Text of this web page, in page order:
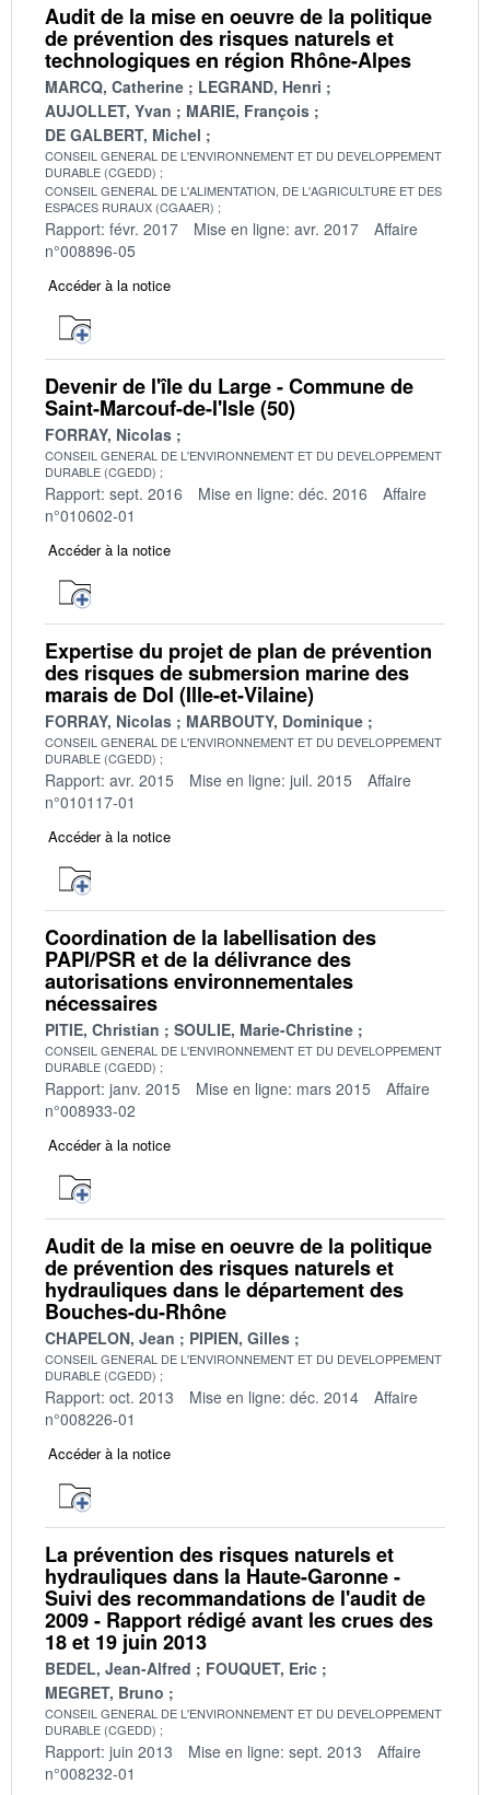
Audit de la mise en oeuvre de la politique
de prévention des risques naturels et
technologiques en région Rhône-Alpes
MARCQ, Catherine
LEGRAND, Henri
AUJOLLET, Yvan
MARIE, François
DE GALBERT, Michel
CONSEIL GENERAL DE L'ENVIRONNEMENT ET DU DEVELOPPEMENT
DURABLE (CGEDD)
CONSEIL GENERAL DE L'ALIMENTATION, DE L'AGRICULTURE ET DES
ESPACES RURAUX (CGAAER)
Rapport: févr. 2017 Mise en ligne: avr. 2017
Affaire
n°008896-05
Accéder à la notice
Devenir de l'île du Large - Commune de
Saint-Marcouf-de-l'Isle (50)
FORRAY, Nicolas
CONSEIL GENERAL DE L'ENVIRONNEMENT ET DU DEVELOPPEMENT
DURABLE (CGEDD)
Rapport: sept. 2016 Mise en ligne: déc. 2016
Affaire
n°010602-01
Accéder à la notice
Expertise du projet de plan de prévention
des risques de submersion marine des
marais de Dol (Ille-et-Vilaine)
FORRAY, Nicolas MARBOUTY, Dominique
CONSEIL GENERAL DE L'ENVIRONNEMENT ET DU DEVELOPPEMENT
DURABLE (CGEDD)
Rapport: avr. 2015 Mise en ligne: juil. 2015
Affaire
n°010117-01
Accéder à la notice
Coordination de la labellisation des
PAPI/PSR et de la délivrance des
autorisations environnementales
nécessaires
PITIE, Christian SOULIE, Marie-Christine
CONSEIL GENERAL DE L'ENVIRONNEMENT ET DU DEVELOPPEMENT
DURABLE (CGEDD)
Rapport: janv. 2015 Mise en ligne: mars 2015
Affaire
n°008933-02
Accéder à la notice
Audit de la mise en oeuvre de la politique
de prévention des risques naturels et
hydrauliques dans le département des
Bouches-du-Rhône
CHAPELON, Jean PIPIEN, Gilles
CONSEIL GENERAL DE L'ENVIRONNEMENT ET DU DEVELOPPEMENT
DURABLE (CGEDD)
Rapport: oct. 2013 Mise en ligne: déc. 2014
Affaire
n°008226-01
Accéder à la notice
La prévention des risques naturels et
hydrauliques dans la Haute-Garonne -
Suivi des recommandations de l'audit de
2009 - Rapport rédigé avant les crues des
18 et 19 juin 2013
BEDEL, Jean-Alfred
FOUQUET, Eric
MEGRET, Bruno
CONSEIL GENERAL DE L'ENVIRONNEMENT ET DU DEVELOPPEMENT
DURABLE (CGEDD)
Rapport: juin 2013 Mise en ligne: sept. 2013
Affaire
n°008232-01